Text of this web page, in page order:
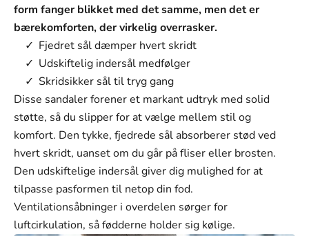
Kaki
Hvid
Sort
Størrelse:
36-37
Størrelse
36-37
38-39
40-41
form fanger blikket med det samme, men det er
bærekomforten, der virkelig overrasker.
Fjedret sål dæmper hvert skridt
Udskiftelig indersål medfølger
Skridsikker sål til tryg gang
Disse sandaler forener et markant udtryk med solid
støtte, så du slipper for at vælge mellem stil og
komfort. Den tykke, fjedrede sål absorberer stød ved
hvert skridt, uanset om du går på fliser eller brosten.
Den udskiftelige indersål giver dig mulighed for at
tilpasse pasformen til netop din fod.
Ventilationsåbninger i overdelen sørger for
luftcirkulation, så fødderne holder sig kølige.